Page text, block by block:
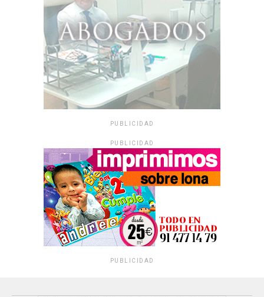
PUBLICIDAD
PUBLICIDAD
PUBLICIDAD